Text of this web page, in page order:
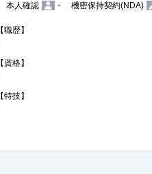
本人確認
- 機密保持契約(NDA)
【職歴】
【資格】
【特技】